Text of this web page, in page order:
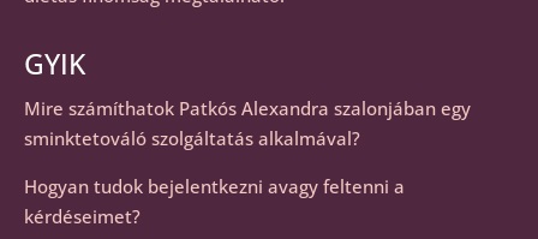
GYIK
Mire számíthatok Patkós Alexandra szalonjában egy
sminktetováló szolgáltatás alkalmával?
Hogyan tudok bejelentkezni avagy feltenni a
kérdéseimet?